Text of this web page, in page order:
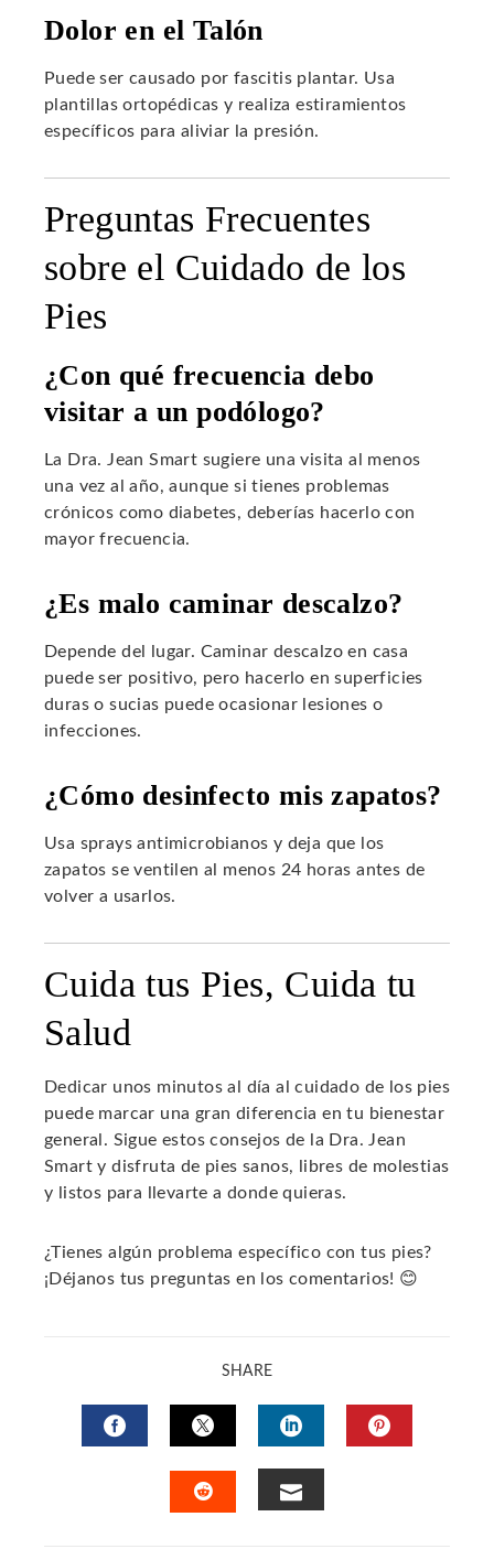
Dolor en el Talón
Puede ser causado por fascitis plantar. Usa
plantillas ortopédicas y realiza estiramientos
específicos para aliviar la presión.
Preguntas Frecuentes
sobre el Cuidado de los
Pies
¿Con qué frecuencia debo
visitar a un podólogo?
La Dra. Jean Smart sugiere una visita al menos
una vez al año, aunque si tienes problemas
crónicos como diabetes, deberías hacerlo con
mayor frecuencia.
¿Es malo caminar descalzo?
Depende del lugar. Caminar descalzo en casa
puede ser positivo, pero hacerlo en superficies
duras o sucias puede ocasionar lesiones o
infecciones.
¿Cómo desinfecto mis zapatos?
Usa sprays antimicrobianos y deja que los
zapatos se ventilen al menos 24 horas antes de
volver a usarlos.
Cuida tus Pies, Cuida tu
Salud
Dedicar unos minutos al día al cuidado de los pies
puede marcar una gran diferencia en tu bienestar
general. Sigue estos consejos de la Dra. Jean
Smart y disfruta de pies sanos, libres de molestias
y listos para llevarte a donde quieras.
¿Tienes algún problema específico con tus pies?
¡Déjanos tus preguntas en los comentarios! 😊
SHARE
FACEBOOKTWITTERLINKEDIN